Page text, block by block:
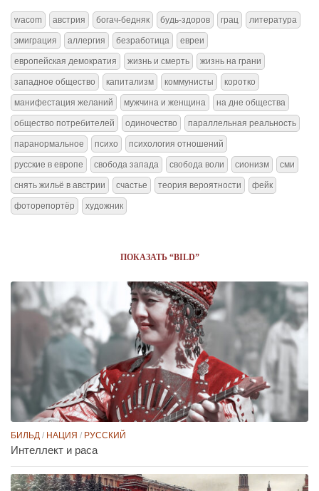
wacom австрия богач-бедняк будь-здоров грац литература
эмиграция аллергия безработица евреи
европейская демократия жизнь и смерть жизнь на грани
западное общество капитализм коммунисты коротко
манифестация желаний мужчина и женщина на дне общества
общество потребителей одиночество параллельная реальность
паранормальное психо психология отношений
русские в европе свобода запада свобода воли сионизм сми
снять жильё в австрии счастье теория вероятности фейк
фоторепортёр художник
ПОКАЗАТЬ “BILD”
БИЛЬД / НАЦИЯ / РУССКИЙ
Интеллект и раса